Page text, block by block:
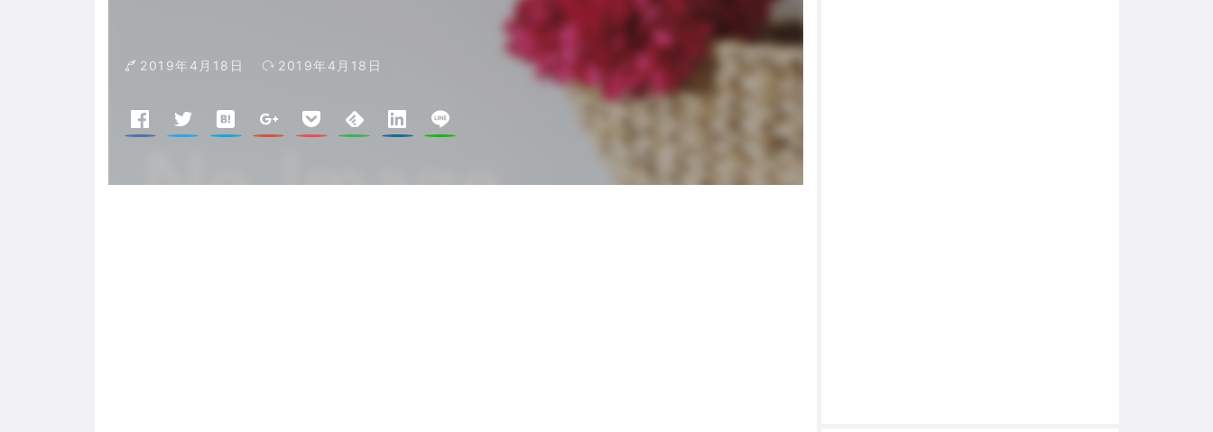
2019年4月18日 2019年4月18日